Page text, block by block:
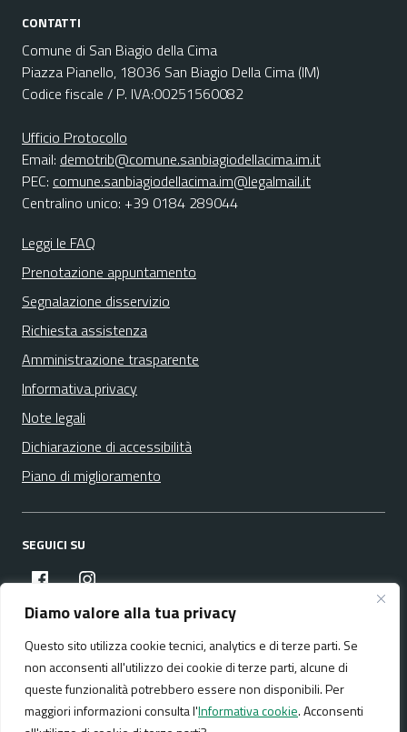
Diamo valore alla tua privacy
Questo sito utilizza cookie tecnici, analytics e di terze parti. Se
non acconsenti all'utilizzo dei cookie di terze parti, alcune di
queste funzionalità potrebbero essere non disponibili. Per
maggiori informazioni consulta l'Informativa cookie. Acconsenti
CONTATTI
Comune di San Biagio della Cima
Piazza Pianello, 18036 San Biagio Della Cima (IM)
Codice fiscale / P. IVA:00251560082
Ufficio Protocollo
Email: demotrib@comune.sanbiagiodellacima.im.it
PEC: comune.sanbiagiodellacima.im@legalmail.it
Centralino unico: +39 0184 289044
Leggi le FAQ
Prenotazione appuntamento
Segnalazione disservizio
Richiesta assistenza
Amministrazione trasparente
Informativa privacy
Note legali
Dichiarazione di accessibilità
Piano di miglioramento
SEGUICI SU
facebookinstagram
Media policy Mappa del sito